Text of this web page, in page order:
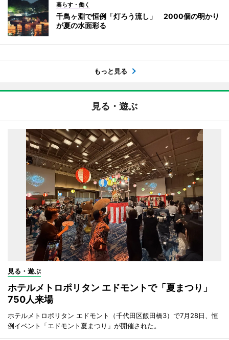
暮らす・働く
千鳥ヶ淵で恒例「灯ろう流し」 2000個の明かり
が夏の水面彩る
もっと見る
見る・遊ぶ
見る・遊ぶ
ホテルメトロポリタン エドモントで「夏まつり」
750人来場
ホテルメトロポリタン エドモント（千代田区飯田橋3）で7月28日、恒
例イベント「エドモント夏まつり」が開催された。